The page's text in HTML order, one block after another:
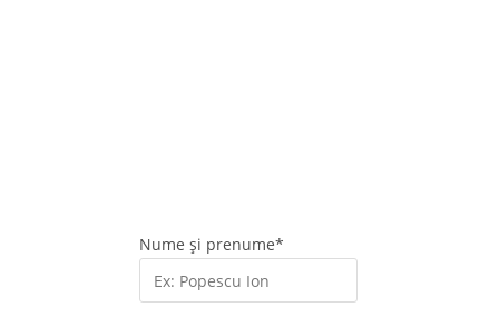
Nume și prenume*